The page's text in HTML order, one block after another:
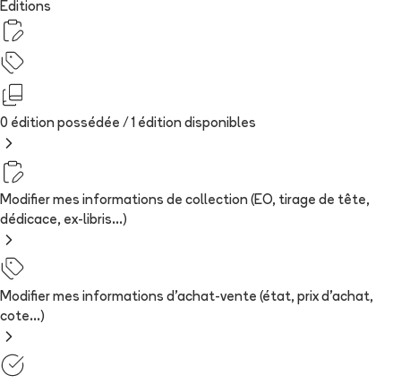
Editions
0 édition possédée / 1 édition disponibles
Modifier mes informations de collection (EO, tirage de tête,
dédicace, ex-libris...)
Modifier mes informations d'achat-vente (état, prix d'achat,
cote...)